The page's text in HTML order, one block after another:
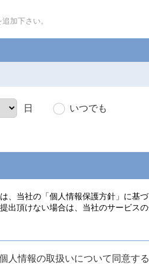
加下さい。
日 いつでも
人情報の取扱いについて同意する